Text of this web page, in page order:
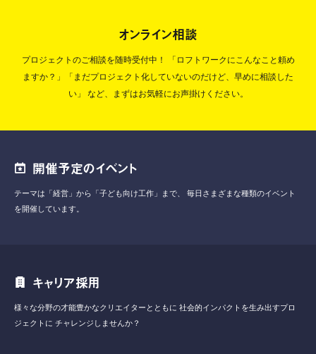
オンライン相談
プロジェクトのご相談を随時受付中！
「ロフトワークにこんなこと頼め
ますか？」「まだプロジェクト化していないのだけど、早めに相談した
い」
など、まずはお気軽にお声掛けください。
開催予定のイベント
テーマは「経営」から「子ども向け工作」まで、
毎日さまざまな種類のイベント
を開催しています。
キャリア採用
様々な分野の才能豊かなクリエイターとともに 社会的インパクトを生み出すプロ
ジェクトに チャレンジしませんか？